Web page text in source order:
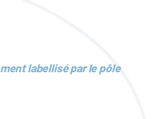
labellisé par le pôle